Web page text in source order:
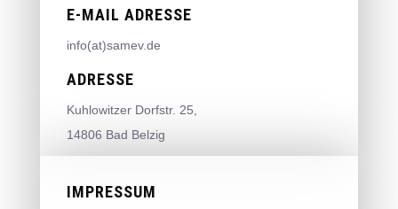
E-MAIL ADRESSE
info(at)samev.de
ADRESSE
Kuhlowitzer Dorfstr. 25,
14806 Bad Belzig
IMPRESSUM